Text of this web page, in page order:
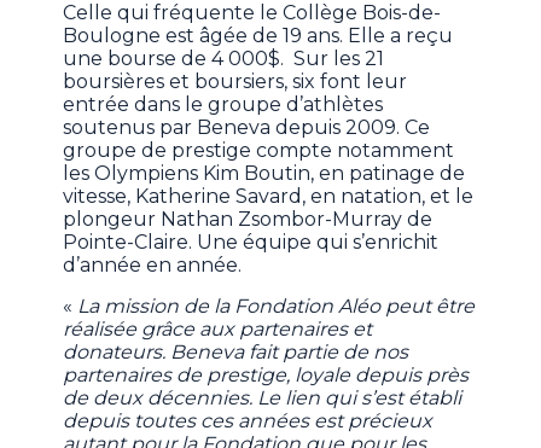
Celle qui fréquente le Collège Bois-de-
Boulogne est âgée de 19 ans. Elle a reçu
une bourse de 4 000$. Sur les 21
boursières et boursiers, six font leur
entrée dans le groupe d’athlètes
soutenus par Beneva depuis 2009. Ce
groupe de prestige compte notamment
les Olympiens Kim Boutin, en patinage de
vitesse, Katherine Savard, en natation, et le
plongeur Nathan Zsombor-Murray de
Pointe-Claire. Une équipe qui s’enrichit
d’année en année.
« La mission de la Fondation Aléo peut être
réalisée grâce aux partenaires et
donateurs. Beneva fait partie de nos
partenaires de prestige, loyale depuis près
de deux décennies. Le lien qui s’est établi
depuis toutes ces années est précieux